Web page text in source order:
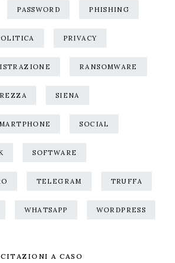
PASSWORD PHISHING
PRIVACY
RANSOMWARE
SIENA
SOCIAL
SOFTWARE
TELEGRAM TRUFFA
WHATSAPP WORDPRESS
CITAZIONI A CASO